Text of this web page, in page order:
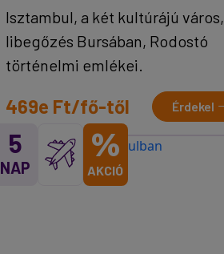
Isztambul, a két kultúrájú város,
libegőzés Bursában, Rodostó
történelmi emlékei.
469e Ft/fő-től Érdekel
5
NAP
%
AKCIÓ